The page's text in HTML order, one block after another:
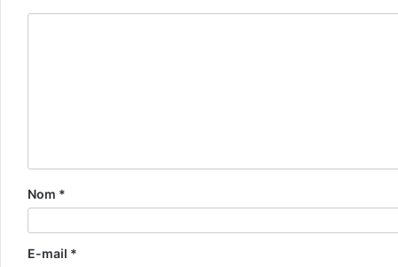
Nom *
E-mail *